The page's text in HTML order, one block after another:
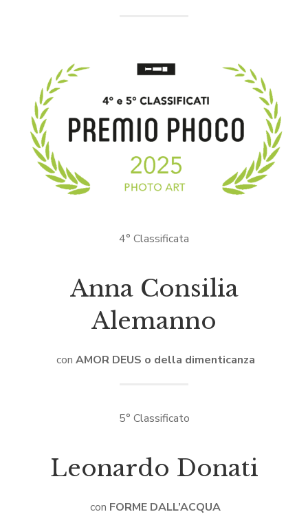
4° Classificata
Anna Consilia
Alemanno
con AMOR DEUS o della dimenticanza
5° Classificato
Leonardo Donati
con FORME DALL’ACQUA